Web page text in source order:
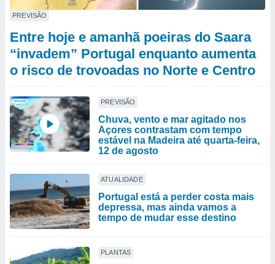
PREVISÃO
Entre hoje e amanhã poeiras do Saara
“invadem” Portugal enquanto aumenta
o risco de trovoadas no Norte e Centro
PREVISÃO
Chuva, vento e mar agitado nos
Açores contrastam com tempo
estável na Madeira até quarta-feira,
12 de agosto
ATUALIDADE
Portugal está a perder costa mais
depressa, mas ainda vamos a
tempo de mudar esse destino
PLANTAS